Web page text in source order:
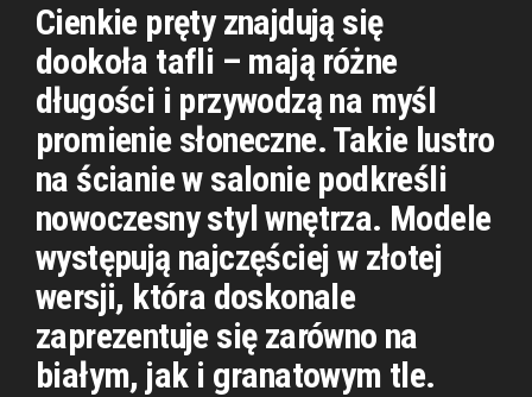
Cienkie pręty znajdują się
dookoła tafli – mają różne
długości i przywodzą na myśl
promienie słoneczne. Takie lustro
na ścianie w salonie podkreśli
nowoczesny styl wnętrza. Modele
występują najczęściej w złotej
wersji, która doskonale
zaprezentuje się zarówno na
białym, jak i granatowym tle.